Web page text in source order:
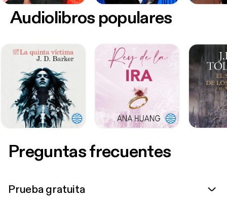
Audiolibros populares
Preguntas frecuentes
Prueba gratuita